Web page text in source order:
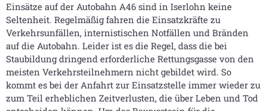
Einsätze auf der Autobahn A46 sind in Iserlohn keine
Seltenheit. Regelmäßig fahren die Einsatzkräfte zu
Verkehrsunfällen, internistischen Notfällen und Bränden
auf die Autobahn. Leider ist es die Regel, dass die bei
Staubildung dringend erforderliche Rettungsgasse von den
meisten Verkehrsteilnehmern nicht gebildet wird. So
kommt es bei der Anfahrt zur Einsatzstelle immer wieder zu
zum Teil erheblichen Zeitverlusten, die über Leben und Tod